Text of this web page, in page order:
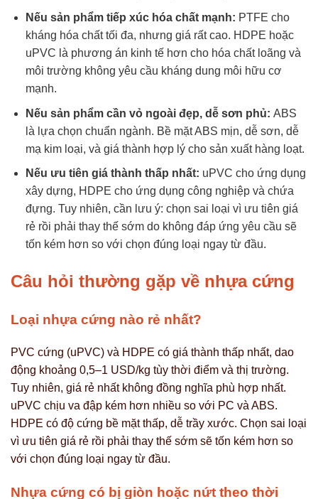
Nếu sản phẩm tiếp xúc hóa chất mạnh: PTFE cho
kháng hóa chất tối đa, nhưng giá rất cao. HDPE hoặc
uPVC là phương án kinh tế hơn cho hóa chất loãng và
môi trường không yêu cầu kháng dung môi hữu cơ
mạnh.
Nếu sản phẩm cần vỏ ngoài đẹp, dễ sơn phủ: ABS
là lựa chọn chuẩn ngành. Bề mặt ABS mịn, dễ sơn, dễ
mạ kim loại, và giá thành hợp lý cho sản xuất hàng loạt.
Nếu ưu tiên giá thành thấp nhất: uPVC cho ứng dụng
xây dựng, HDPE cho ứng dụng công nghiệp và chứa
đựng. Tuy nhiên, cần lưu ý: chọn sai loại vì ưu tiên giá
rẻ rồi phải thay thế sớm do không đáp ứng yêu cầu sẽ
tốn kém hơn so với chọn đúng loại ngay từ đầu.
Câu hỏi thường gặp về nhựa cứng
Loại nhựa cứng nào rẻ nhất?
PVC cứng (uPVC) và HDPE có giá thành thấp nhất, dao
động khoảng 0,5–1 USD/kg tùy thời điểm và thị trường.
Tuy nhiên, giá rẻ nhất không đồng nghĩa phù hợp nhất.
uPVC chịu va đập kém hơn nhiều so với PC và ABS.
HDPE có độ cứng bề mặt thấp, dễ trầy xước. Chọn sai loại
vì ưu tiên giá rẻ rồi phải thay thế sớm sẽ tốn kém hơn so
với chọn đúng loại ngay từ đầu.
Nhựa cứng có bị giòn hoặc nứt theo thời